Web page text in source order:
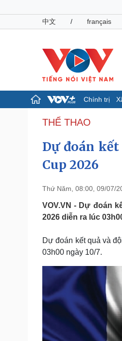
中文
/ français
Chính trị
Chính trị
Tổ chức nhân sự
Quốc hội
Nhận diện sự thật
Pháp luật
Vụ án
Sức khỏe
Dinh dưỡng - món ngon
Cây thuốc
Sản phụ khoa
Nhi khoa
Nam khoa
Làm đẹp - giảm cân
THỂ THAO
Dự đoán
Cup 2026
Thứ Năm, 08:00, 09/07/
VOV.VN - Dự đoán
2026 diễn ra lúc
Dự đoán kết quả và
03h00 ngày 10/7.